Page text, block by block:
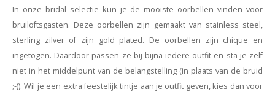
In onze bridal selectie kun je de mooiste oorbellen vinden voor
bruiloftsgasten. Deze oorbellen zijn gemaakt van stainless steel,
sterling zilver of zijn gold plated. De oorbellen zijn chique en
ingetogen. Daardoor passen ze bij bijna iedere outfit en sta je zelf
niet in het middelpunt van de belangstelling (in plaats van de bruid
;-)). Wil je een extra feestelijk tintje aan je outfit geven, kies dan voor